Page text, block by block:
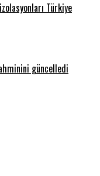
Türkiye
güncelledi